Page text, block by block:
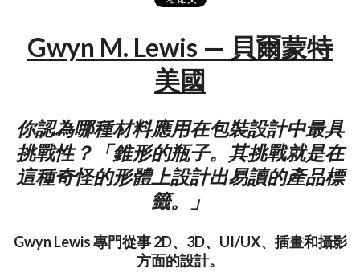
Gwyn M. Lewis — 貝爾蒙特
美國
你認為哪種材料應用在包裝設計中最具
挑戰性？「錐形的瓶子。其挑戰就是在
這種奇怪的形體上設計出易讀的產品標
籤。」
Gwyn Lewis 專門從事 2D、3D、UI/UX、插畫和攝影
方面的設計。